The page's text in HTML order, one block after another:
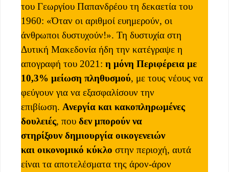
του Γεωργίου Παπανδρέου τη δεκαετία του
1960: «Όταν οι αριθμοί ευημερούν, οι
άνθρωποι δυστυχούν!». Τη δυστυχία στη
Δυτική Μακεδονία ήδη την κατέγραψε η
απογραφή του 2021: η μόνη Περιφέρεια με
10,3% μείωση πληθυσμού, με τους νέους να
φεύγουν για να εξασφαλίσουν την
επιβίωση. Ανεργία και κακοπληρωμένες
δουλειές, που δεν μπορούν να
στηρίξουν δημιουργία οικογενειών
και οικονομικό κύκλο στην περιοχή, αυτά
είναι τα αποτελέσματα της άρον-άρον